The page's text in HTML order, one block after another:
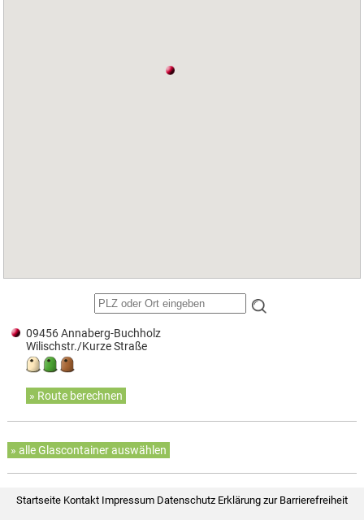
09456 Annaberg-Buchholz
Wilischstr./Kurze Straße
» Route berechnen
» alle Glascontainer auswählen
Startseite Kontakt Impressum Datenschutz Erklärung zur Barrierefreiheit